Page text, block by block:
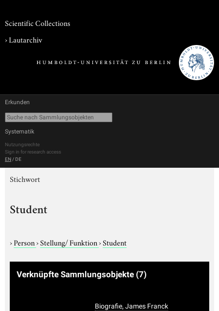
Scientific Collections
›Lautarchiv
Erkunden
Systematik
Nutzungsrechte
Sign in for research access
EN / DE
Stichwort
Student
›Person›Stellung/ Funktion›Student
Verknüpfte Sammlungsobjekte (7)
Biografie, James Franck